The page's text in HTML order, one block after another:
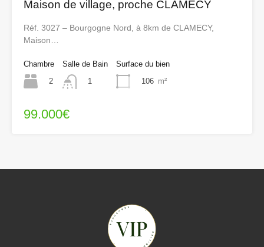
Maison de village, proche CLAMECY
Réf. 3027 – Bourgogne Nord, à 8km de CLAMECY,
Maison…
Chambre
2
Salle de Bain
1
Surface du bien
106 m²
99.000€